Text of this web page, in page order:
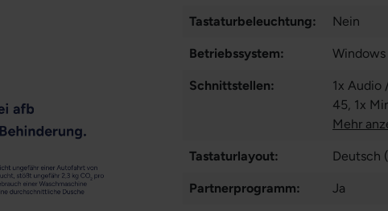
Tastaturbeleuchtung: Nein
Betriebssystem: Windows
Schnittstellen: 1x Audio
45, 1x
Mehr
Tastaturlayout: Deutsch
Partnerprogramm: Ja